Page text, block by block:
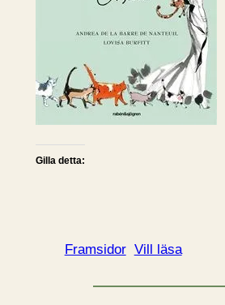
Gilla detta:
Framsidor Vill läsa